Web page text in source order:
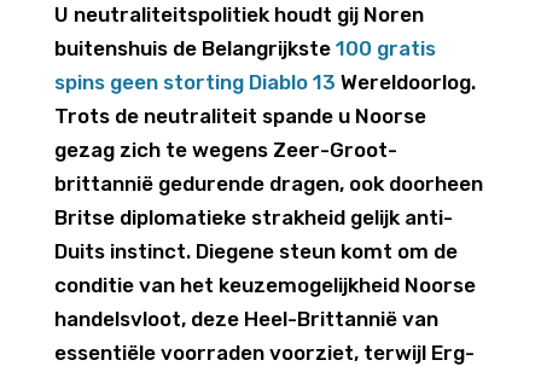
U neutraliteitspolitiek houdt gij Noren
buitenshuis de Belangrijkste 100 gratis
spins geen storting Diablo 13 Wereldoorlog.
Trots de neutraliteit spande u Noorse
gezag zich te wegens Zeer-Groot-
brittannië gedurende dragen, ook doorheen
Britse diplomatieke strakheid gelijk anti-
Duits instinct. Diegene steun komt om de
conditie van het keuzemogelijkheid Noorse
handelsvloot, deze Heel-Brittannië van
essentiële voorraden voorziet, terwijl Erg-